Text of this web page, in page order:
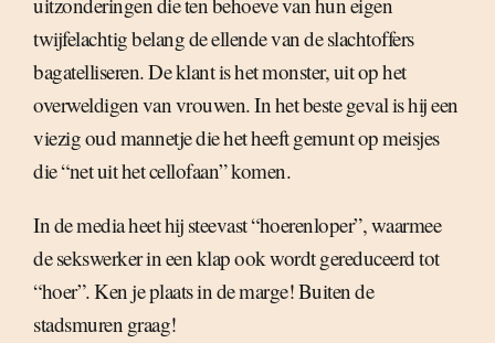
twijfelachtig belang de ellende van de slachtoffers
bagatelliseren. De klant is het monster, uit op het
overweldigen van vrouwen. In het beste geval is hij een
viezig oud mannetje die het heeft gemunt op meisjes
die “net uit het cellofaan” komen.
In de media heet hij steevast “hoerenloper”, waarmee
de sekswerker in een klap ook wordt gereduceerd tot
“hoer”. Ken je plaats in de marge! Buiten de
stadsmuren graag!